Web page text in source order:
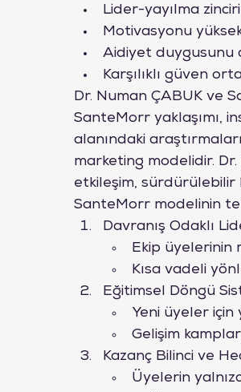
Lider-yayılma
Motivasyonu
Aidiyet duygusunu
Karşılıklı güven
Dr. Numan ÇABUK ve
SanteMorr yaklaşımı,
alanındaki
marketing modelidir.
etkileşim, sürdürülebilir
SanteMorr modelinin
Davranış Odaklı
Ekip üyelerinin
Kısa vadeli
Eğitimsel Döngü
Yeni üyeler için
Gelişim
Kazanç Bilinci ve
Üyelerin